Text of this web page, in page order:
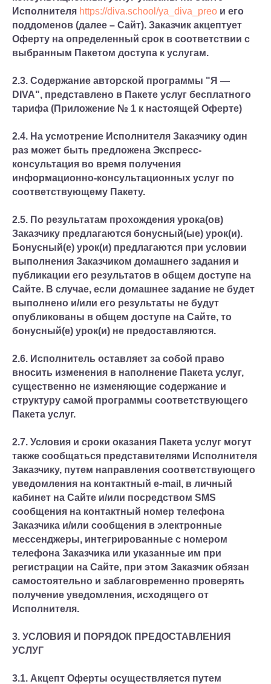
Исполнителя https://diva.school/ya_diva_preo и его
поддоменов (далее – Сайт). Заказчик акцептует
Оферту на определенный срок в соответствии с
выбранным Пакетом доступа к услугам.
2.3. Содержание авторской программы "Я —
DIVA", представлено в Пакете услуг бесплатного
тарифа (Приложение № 1 к настоящей Оферте)
2.4. На усмотрение Исполнителя Заказчику один
раз может быть предложена Экспресс-
консультация во время получения
информационно-консультационных услуг по
соответствующему Пакету.
2.5. По результатам прохождения урока(ов)
Заказчику предлагаются бонусный(ые) урок(и).
Бонусный(е) урок(и) предлагаются при условии
выполнения Заказчиком домашнего задания и
публикации его результатов в общем доступе на
Сайте. В случае, если домашнее задание не будет
выполнено и/или его результаты не будут
опубликованы в общем доступе на Сайте, то
бонусный(е) урок(и) не предоставляются.
2.6. Исполнитель оставляет за собой право
вносить изменения в наполнение Пакета услуг,
существенно не изменяющие содержание и
структуру самой программы соответствующего
Пакета услуг.
2.7. Условия и сроки оказания Пакета услуг могут
также сообщаться представителями Исполнителя
Заказчику, путем направления соответствующего
уведомления на контактный e-mail, в личный
кабинет на Сайте и/или посредством SMS
сообщения на контактный номер телефона
Заказчика и/или сообщения в электронные
мессенджеры, интегрированные с номером
телефона Заказчика или указанные им при
регистрации на Сайте, при этом Заказчик обязан
самостоятельно и заблаговременно проверять
получение уведомления, исходящего от
Исполнителя.
3. УСЛОВИЯ И ПОРЯДОК ПРЕДОСТАВЛЕНИЯ
УСЛУГ
3.1. Акцепт Оферты осуществляется путем